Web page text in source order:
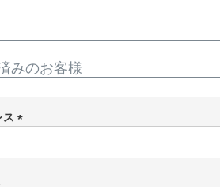
みのお客様
ス